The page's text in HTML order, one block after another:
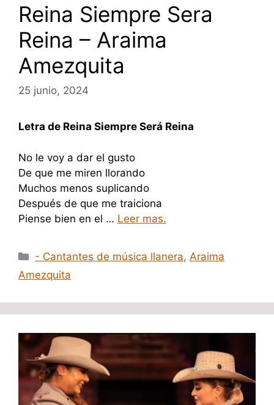
Reina Siempre Sera
Reina – Araima
Amezquita
25 junio, 2024
Letra de Reina Siempre Será Reina
No le voy a dar el gusto
De que me miren llorando
Muchos menos suplicando
Después de que me traiciona
Piense bien en el … Leer mas.
Categorías
- Cantantes de música llanera, Araima
Amezquita